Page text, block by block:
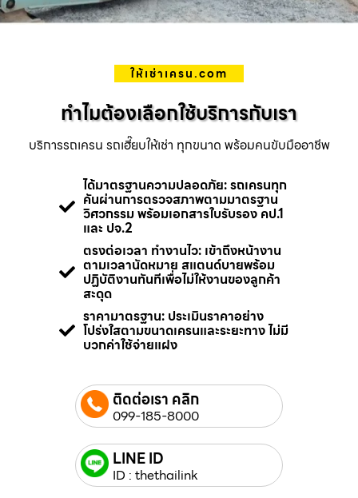
ให้เช่าเครน.com
ทำไมต้องเลือกใช้บริการกับเรา
บริการรถเครน รถเฮี๊ยบให้เช่า ทุกขนาด พร้อมคนขับมืออาชีพ
ได้มาตรฐานความปลอดภัย: รถเครนทุก
คันผ่านการตรวจสภาพตามมาตรฐาน
วิศวกรรม พร้อมเอกสารใบรับรอง คป.1
และ ปจ.2
ตรงต่อเวลา ทำงานไว: เข้าถึงหน้างาน
ตามเวลานัดหมาย สแตนด์บายพร้อม
ปฏิบัติงานทันทีเพื่อไม่ให้งานของลูกค้า
สะดุด
ราคามาตรฐาน: ประเมินราคาอย่าง
โปร่งใสตามขนาดเครนและระยะทาง ไม่มี
บวกค่าใช้จ่ายแฝง
ติดต่อเรา คลิก
099-185-8000
LINE ID
ID : thethailink